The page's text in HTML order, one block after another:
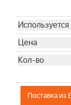
Поставка из